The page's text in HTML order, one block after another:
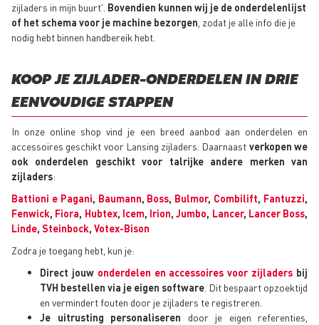
zijladers in mijn buurt'. Bovendien kunnen wij je de onderdelenlijst
of het schema voor je machine bezorgen , zodat je alle info die je
nodig hebt binnen handbereik hebt.
KOOP JE ZIJLADER-ONDERDELEN IN DRIE
EENVOUDIGE STAPPEN
In onze online shop vind je een breed aanbod aan onderdelen en
accessoires geschikt voor Lansing zijladers. Daarnaast verkopen we
ook onderdelen geschikt voor talrijke andere merken van
zijladers:
Battioni e Pagani, Baumann, Boss, Bulmor, Combilift, Fantuzzi,
Fenwick, Fiora, Hubtex, Icem, Irion,Jumbo, Lancer, Lancer Boss,
Linde, Steinbock, Votex-Bison
Zodra je toegang hebt, kun je:
Direct jouw onderdelen en accessoires voor zijladers bij
TVH bestellen via je eigen software . Dit bespaart opzoektijd
en vermindert fouten door je zijladers te registreren.
Je uitrusting personaliseren door je eigen referenties,